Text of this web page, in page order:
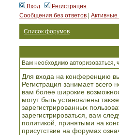
Вход
Регистрация
Сообщения без ответов
Список форумов
Вам необходимо авторизоваться,
Для входа на конференцию
Регистрация занимает всего
вам более широкие
могут быть установлены
зарегистрированных
зарегистрироваться, вам
политикой, принятыми на
присутствие на форумах